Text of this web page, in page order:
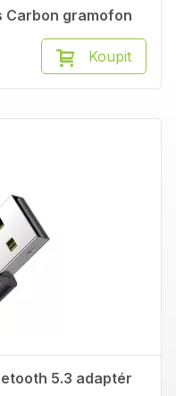
Carbon gramofon
Koupit
5.3 adaptér